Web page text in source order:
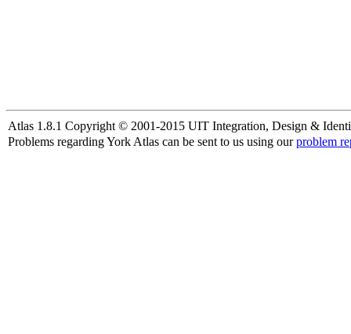
Atlas 1.8.1 Copyright © 2001-2015 UIT Integration, Design &
Problems regarding York Atlas can be sent to us using ourproblem